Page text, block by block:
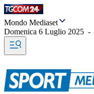
Mondo Mediaset
Domenica 6 Luglio 2025 -